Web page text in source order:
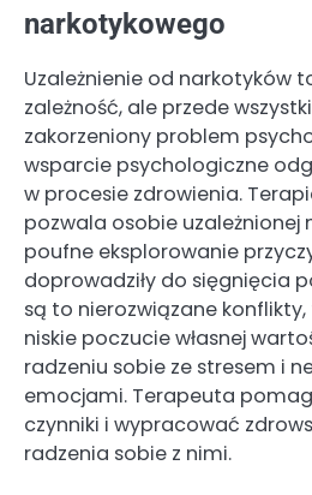
narkotykowego
Uzależnienie od narkotyków
zależność, ale przede
zakorzeniony problem
wsparcie psychologiczne
w procesie zdrowienia.
pozwala osobie uzależnionej
poufne eksplorowanie
doprowadziły do sięgnięcia
są to nierozwiązane konflikty,
niskie poczucie własnej
radzeniu sobie ze stresem i
emocjami. Terapeuta
czynniki i wypracować
radzenia sobie z nimi.